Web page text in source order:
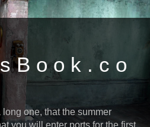
B o o k . c o
one, that the summer
you will enter ports for the first